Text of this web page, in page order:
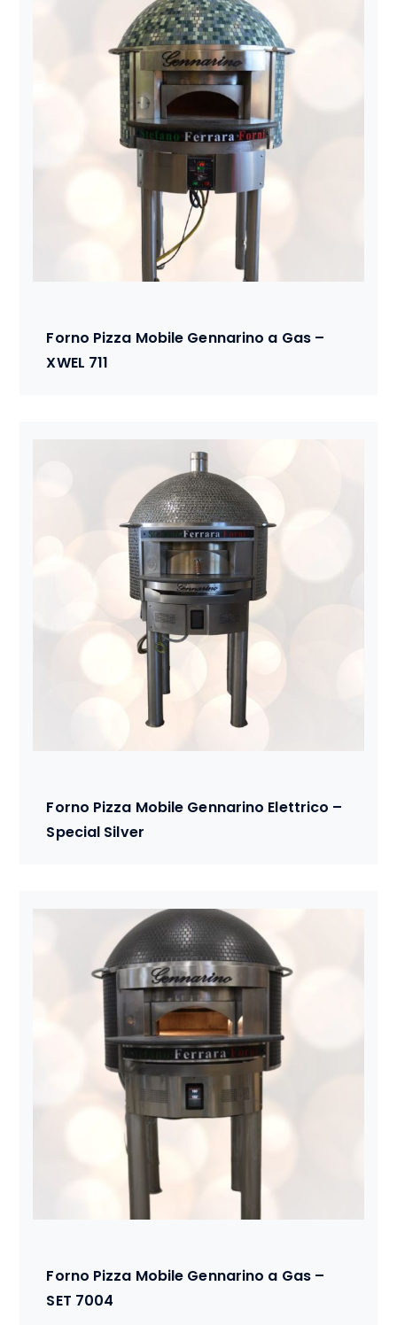
Forno Pizza Mobile Gennarino a Gas –
XWEL 711
Forno Pizza Mobile Gennarino Elettrico –
Special Silver
Forno Pizza Mobile Gennarino a Gas –
SET 7004